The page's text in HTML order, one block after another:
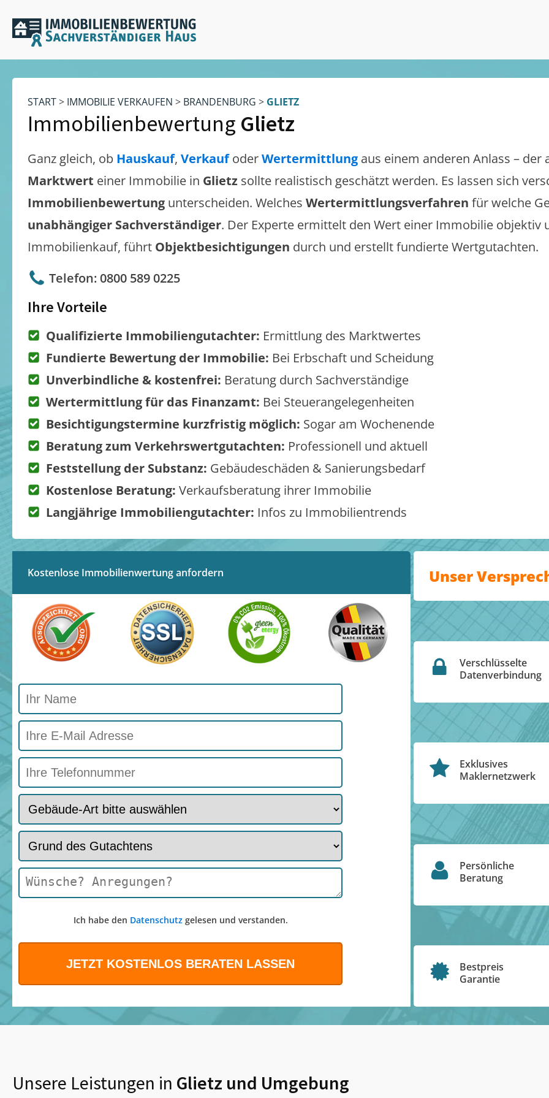
START> IMMOBILIE VERKAUFEN > BRANDENBURG > GLIETZ
Immobilienbewertung Glietz
Ganz gleich, ob Hauskauf, VerkaufoderWertermittlung aus einem anderen Anlass – der
Marktwert einer Immobilie in Glietz sollte realistisch geschätzt werden. Es lassen sich
Immobilienbewertung unterscheiden. Welches Wertermittlungsverfahren für welche
unabhängiger Sachverständiger. Der Experte ermittelt den Wert einer Immobilie objektiv
Immobilienkauf, führt Objektbesichtigungen durch und erstellt fundierte Wertgutachten.
Telefon: 0800 589 0225
Ihre Vorteile
Qualifizierte Immobiliengutachter: Ermittlung des Marktwertes
Fundierte Bewertung der Immobilie: Bei Erbschaft und Scheidung
Unverbindliche & kostenfrei: Beratung durch Sachverständige
Wertermittlung für das Finanzamt: Bei Steuerangelegenheiten
Besichtigungstermine kurzfristig möglich: Sogar am Wochenende
Beratung zum Verkehrswertgutachten: Professionell und aktuell
Feststellung der Substanz: Gebäudeschäden & Sanierungsbedarf
Kostenlose Beratung: Verkaufsberatung ihrer Immobilie
Langjährige Immobiliengutachter: Infos zu Immobilientrends
Kostenlose Immobilienwertung anfordern
Ich habe den Datenschutzgelesen und verstanden.
Unser
Verschlüsselte
Datenverbindung
Exklusives
Maklernetzwerk
Persönliche
Beratung
Bestpreis
Garantie
Unsere Leistungen in Glietz und Umgebung